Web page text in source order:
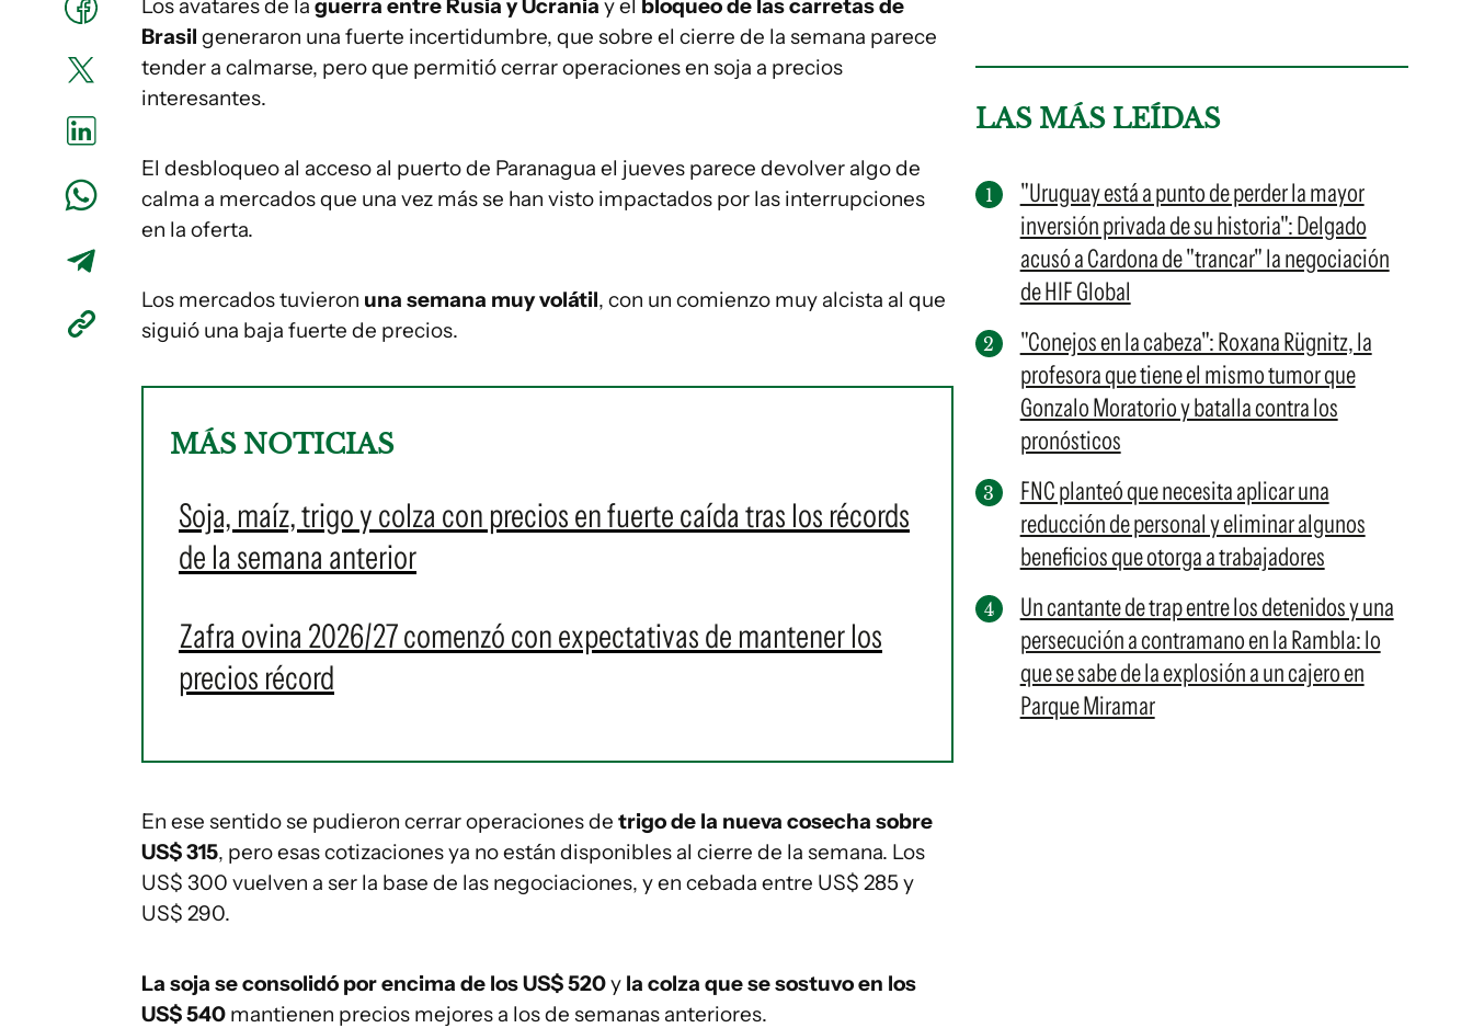
Los avatares de la guerra entre Rusia y Ucrania y el bloqueo de las carretas de
Brasil generaron una fuerte incertidumbre, que sobre el cierre de la semana parece
tender a calmarse, pero que permitió cerrar operaciones en soja a precios
interesantes.
El desbloqueo al acceso al puerto de Paranagua el jueves parece devolver algo de
calma a mercados que una vez más se han visto impactados por las interrupciones
en la oferta.
Los mercados tuvieron una semana muy volátil, con un comienzo muy alcista al que
siguió una baja fuerte de precios.
MÁS NOTICIAS
Soja, maíz, trigo y colza con precios en fuerte caída tras los récords
de la semana anterior
Zafra ovina 2026/27 comenzó con expectativas de mantener los
precios récord
En ese sentido se pudieron cerrar operaciones de trigo de la nueva cosecha sobre
US$ 315, pero esas cotizaciones ya no están disponibles al cierre de la semana. Los
US$ 300 vuelven a ser la base de las negociaciones, y en cebada entre US$ 285 y
US$ 290.
La soja se consolidó por encima de los US$ 520y la colza que se sostuvo en los
US$ 540 mantienen precios mejores a los de semanas anteriores.
LAS MÁS LEÍDAS
"Uruguay está a punto de perder la mayor
inversión privada de su historia": Delgado
acusó a Cardona de "trancar" la negociación
de HIF Global
"Conejos en la cabeza": Roxana Rügnitz, la
profesora que tiene el mismo tumor que
Gonzalo Moratorio y batalla contra los
pronósticos
FNC planteó que necesita aplicar una
reducción de personal y eliminar algunos
beneficios que otorga a trabajadores
Un cantante de trap entre los detenidos y una
persecución a contramano en la Rambla: lo
que se sabe de la explosión a un cajero en
Parque Miramar